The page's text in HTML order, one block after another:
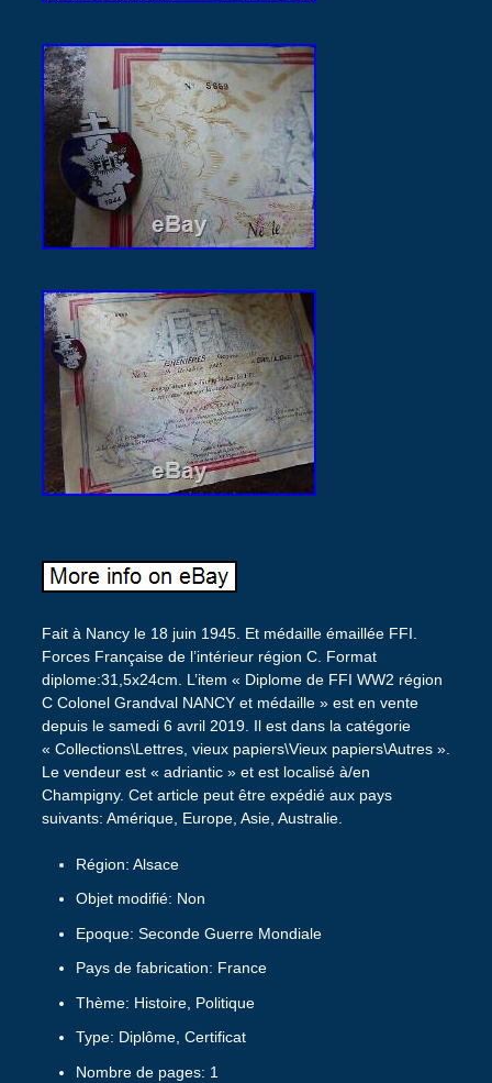
Fait à Nancy le 18 juin 1945. Et médaille émaillée FFI.
Forces Française de l’intérieur région C. Format
diplome:31,5x24cm. L’item « Diplome de FFI WW2 région
C Colonel Grandval NANCY et médaille » est en vente
depuis le samedi 6 avril 2019. Il est dans la catégorie
« Collections\Lettres, vieux papiers\Vieux papiers\Autres ».
Le vendeur est « adriantic » et est localisé à/en
Champigny. Cet article peut être expédié aux pays
suivants: Amérique, Europe, Asie, Australie.
Région: Alsace
Objet modifié: Non
Epoque: Seconde Guerre Mondiale
Pays de fabrication: France
Thème: Histoire, Politique
Type: Diplôme, Certificat
Nombre de pages: 1